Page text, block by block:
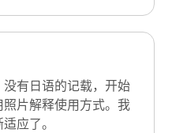
有日语的记载，开始
片解释使用方式。我
应了。